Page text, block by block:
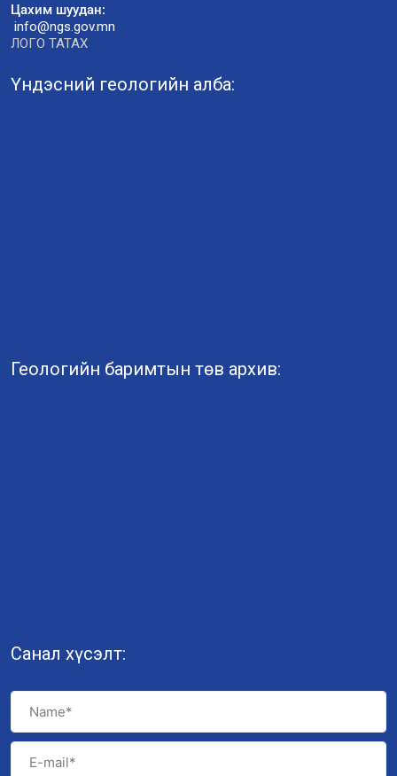
Цахим шуудан:
info@ngs.gov.mn
ЛОГО ТАТАХ
Үндэсний геологийн алба:
Геологийн баримтын төв архив:
Санал хүсэлт: